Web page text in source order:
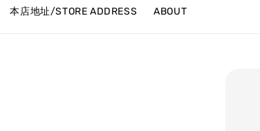
本店地址/STORE ADDRESS ABOUT